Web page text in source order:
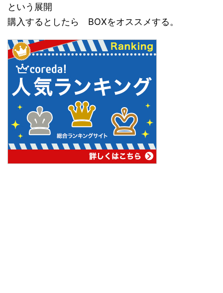
という展開
購入するとしたら BOXをオススメする。